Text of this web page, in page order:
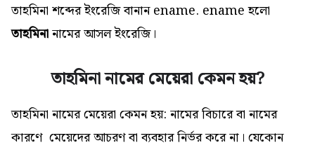
তাহমিনা শব্দের ইংরেজি বানান ename. ename হলো
তাহমিনানামের আসল ইংরেজি।
তাহমিনা নামের মেয়েরা কেমন হয়?
তাহমিনা নামের মেয়েরা কেমন হয়: নামের বিচারে বা নামের
কারণে মেয়েদের আচরণ বা ব্যবহার নির্ভর করে না। যেকোন